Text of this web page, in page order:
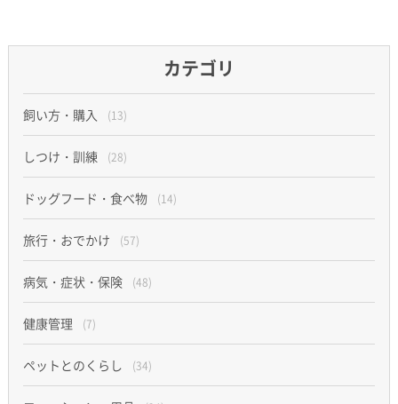
カテゴリ
飼い方・購入 (13)
しつけ・訓練 (28)
ドッグフード・食べ物 (14)
旅行・おでかけ (57)
病気・症状・保険 (48)
健康管理 (7)
ペットとのくらし (34)